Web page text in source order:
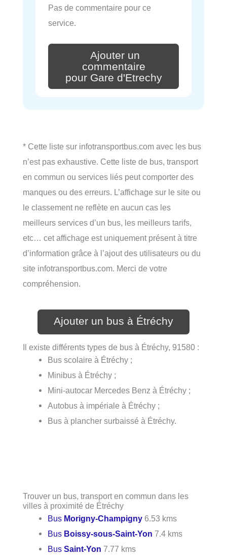
Pas de commentaire pour ce
service.
Ajouter un
commentaire
pour Gare d'Etrechy
* Cette liste sur infotransportbus.com avec les bus
n’est pas exhaustive. Cette liste de bus, transport
en commun ou services liés peut comporter des
manques ou des erreurs. L’affichage sur le site ou
le classement ne reflète en aucun cas les
meilleurs services d’un bus, les meilleurs tarifs,
etc… cet affichage est uniquement présent à titre
d’information grâce à l’ajout des utilisateurs ou du
site infotransportbus.com. Merci de votre
compréhension.
Ajouter un bus à Étréchy
Il existe différents types de bus à Étréchy, 91580 :
Bus scolaire à Étréchy ;
Minibus à Étréchy ;
Mini-autocar Mercedes Benz à Étréchy ;
Autobus à impériale à Étréchy ;
Bus à plancher surbaissé à Étréchy.
Trouver un bus, transport en commun dans les
villes à proximité de Étréchy
Bus Morigny-Champigny 6.53 kms
Bus Boissy-sous-Saint-Yon 7.4 kms
BusSaint-Yon 7.77 kms